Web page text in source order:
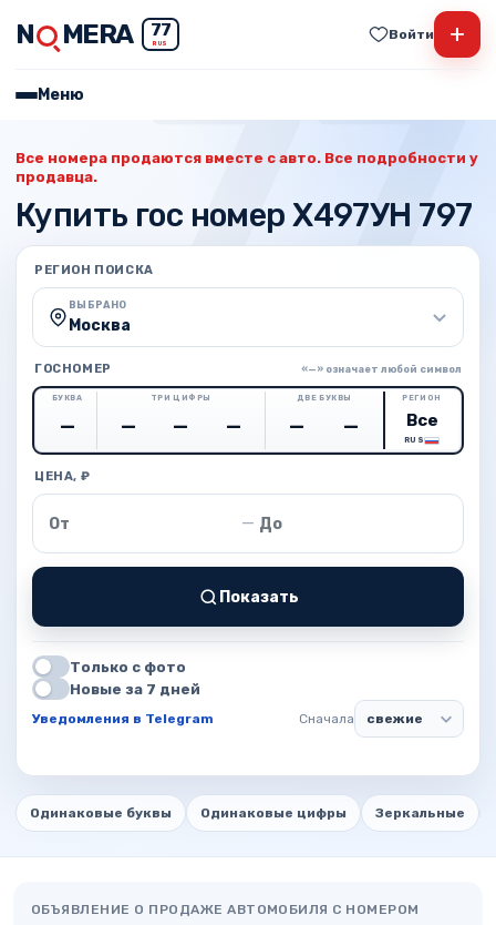
N MERA 77
RUS
Войти +
Меню
Все номера продаются вместе с авто. Все подробности у
продавца.
Купить гос номер Х497УН 797
РЕГИОН ПОИСКА
ВЫБРАНО
Москва
ГОСНОМЕР «—» означает любой символ
БУКВА ТРИ ЦИФРЫ ДВЕ БУКВЫ РЕГИОН
RUS
ЦЕНА, ₽
Цена от — Цена до
Показать
Только с фото
Новые за 7 дней
Уведомления в Telegram Сначала
Одинаковые буквы Одинаковые цифры Зеркальные
ОБЪЯВЛЕНИЕ О ПРОДАЖЕ АВТОМОБИЛЯ С НОМЕРОМ